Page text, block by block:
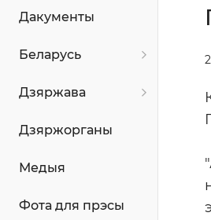
Дакументы
Беларусь
Дзяржава
Дзяржорганы
Медыя
Фота для прэсы